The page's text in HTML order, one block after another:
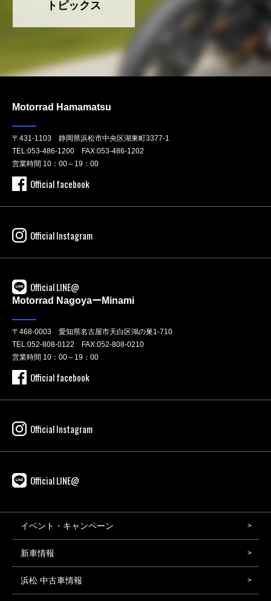
トピックス
Motorrad Hamamatsu
〒431-1103 静岡県浜松市中央区湖東町3377-1
TEL:053-486-1200 FAX:053-486-1202
営業時間 10：00～19：00
Official facebook
Official Instagram
Official LINE@
Motorrad NagoyaーMinami
〒468-0003 愛知県名古屋市天白区鴻の巣1-710
TEL:052-808-0122 FAX:052-808-0210
営業時間 10：00～19：00
Official facebook
Official Instagram
Official LINE@
イベント・キャンペーン
新車情報
浜松 中古車情報